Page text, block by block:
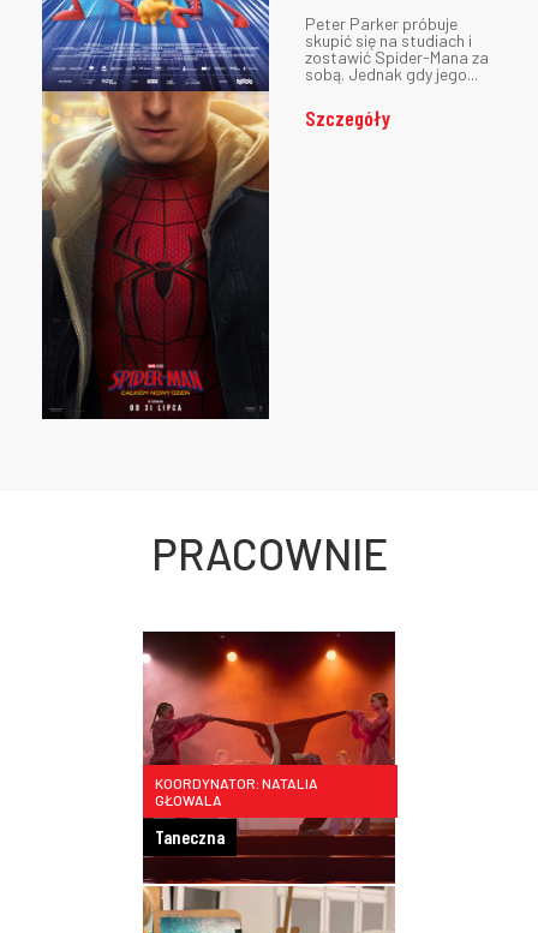
Peter Parker próbuje
skupić się na studiach i
zostawić Spider-Mana za
sobą. Jednak gdy jego...
Szczegóły
PRACOWNIE
KOORDYNATOR: NATALIA
GŁOWALA
Taneczna